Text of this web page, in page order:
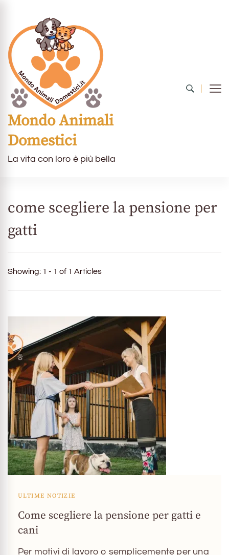
Mondo Animali
Domestici
La vita con loro è più bella
come scegliere la pensione per
gatti
Showing: 1 - 1 of 1 Articles
ULTIME NOTIZIE
Come scegliere la pensione per gatti e
cani
Per motivi di lavoro o semplicemente per una